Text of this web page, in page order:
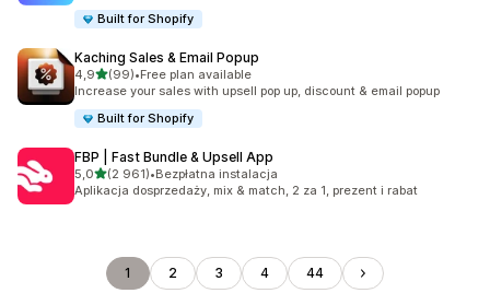
Built for Shopify
Kaching Sales & Email Popup
4,9na 5 gwiazdek
(99)
Łączna liczba recenzji: 99
•Free plan available
Increase your sales with upsell pop up, discount & email popup
Built for Shopify
FBP | Fast Bundle & Upsell App
5,0na 5 gwiazdek
(2 961)
Łączna liczba recenzji: 2961
•Bezpłatna instalacja
Aplikacja dosprzedaży, mix & match, 2 za 1, prezent i rabat
1 2 3 4 44